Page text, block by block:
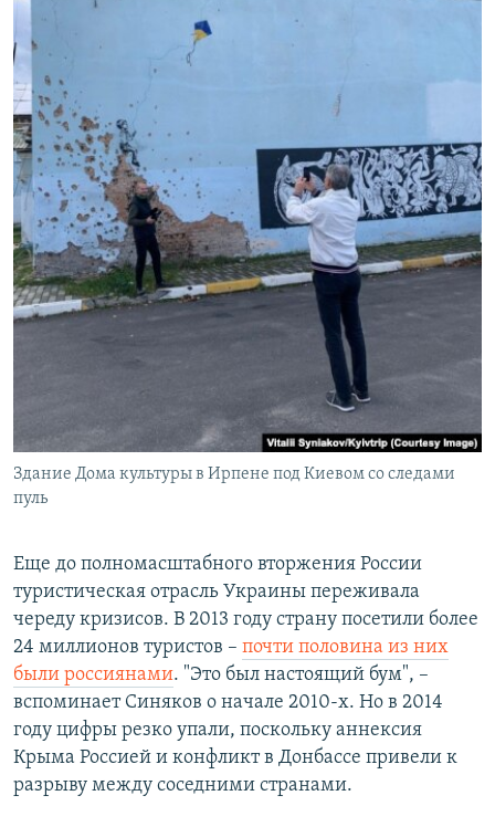
Здание Дома культуры в Ирпене под Киевом со следами
пуль
Еще до полномасштабного вторжения России
туристическая отрасль Украины переживала
череду кризисов. В 2013 году страну посетили более
24 миллионов туристов – почти половина из них
были россиянами. "Это был настоящий бум", –
вспоминает Синяков о начале 2010-х. Но в 2014
году цифры резко упали, поскольку аннексия
Крыма Россией и конфликт в Донбассе привели к
разрыву между соседними странами.